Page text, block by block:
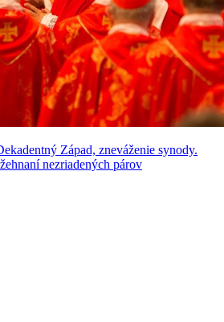
Západ, zneváženie synody.
nezriadených párov